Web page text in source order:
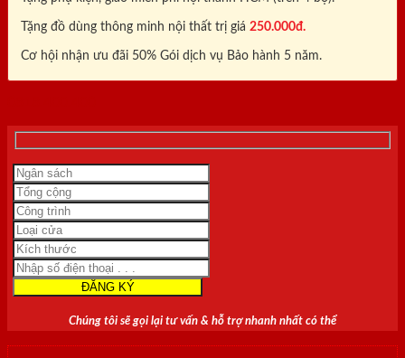
Tặng đồ dùng thông minh nội thất trị giá 250.000đ.
Cơ hội nhận ưu đãi 50% Gói dịch vụ Bảo hành 5 năm.
Chúng tôi sẽ gọi lại tư vấn & hỗ trợ nhanh nhất có thể